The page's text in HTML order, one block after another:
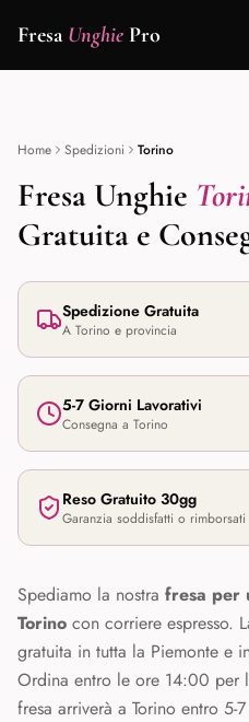
🇮🇹 Fresa per Unghie
Punte Incluse ·
Fresa Unghie Pro
Home Spedizioni Torino
Fresa Unghie
Gratuita e
Spedizione Gratuita
A Torino e provincia
5-7 Giorni Lavorativi
Consegna a Torino
Reso Gratuito 30gg
Garanzia soddisfatti o rimborsati
Spediamo la nostra fresa per
Torino con corriere espresso.
gratuita in tutta la Piemonte e
Ordina entro le ore 14:00 per
fresa arriverà a Torino entro 5-